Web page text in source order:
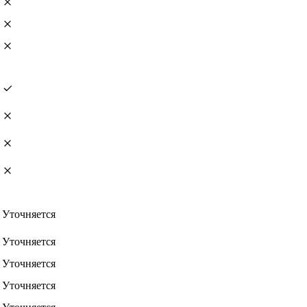
Уточняется
Уточняется
Уточняется
Уточняется